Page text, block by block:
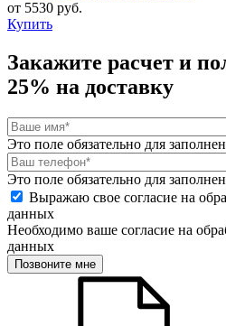
от 5530 руб.
Купить
Закажите расчет и
25% на доставку
Это поле обязательно для
Это поле обязательно для
Выражаю свое согласие на
данных
Необходимо ваше согласие на
данных
Позвоните мне